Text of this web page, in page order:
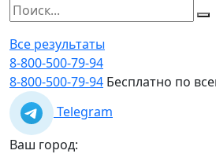
Все результаты
8-800-500-79-94
8-800-500-79-94 Бесплатно по
Telegram
Ваш город: